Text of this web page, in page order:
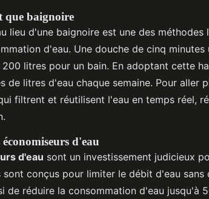
que baignoire
lieu d'une baignoire est une des méthodes
d'eau. Une douche de cinq minutes
litres pour un bain. En adoptant cette
de litres d'eau chaque semaine. Pour aller
filtrent et réutilisent l'eau en temps réel,
d'eau
d'eau sont un investissement judicieux
conçus pour limiter le débit d'eau sans
de réduire la consommation d'eau jusqu'à